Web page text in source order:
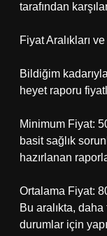
tarafından
Fiyat Aralıkları
Bildiğim
heyet raporu
Minimum Fiyat:
basit sağlık
hazırlanan
Ortalama Fiyat:
Bu aralıkta,
durumlar için